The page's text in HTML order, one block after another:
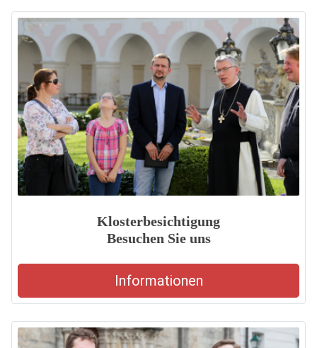
Klosterbesichtigung
Besuchen Sie uns
Informationen